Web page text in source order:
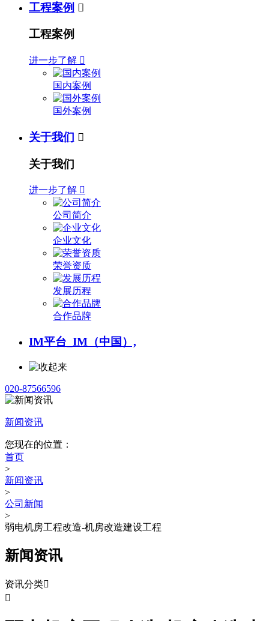
工程案例 
工程案例
进一步了解 
国内案例
国外案例
关于我们 
关于我们
进一步了解 
公司简介
企业文化
荣誉资质
发展历程
合作品牌
IM平台_IM（中国）,
020-87566596
新闻资讯
您现在的位置：
首页
>
新闻资讯
>
公司新闻
>
弱电机房工程改造-机房改造建设工程
新闻资讯
资讯分类
